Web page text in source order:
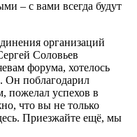
– с вами всегда будут
организаций
Соловьев
форума, хотелось
Он поблагодарил
пожелал успехов в
что вы не только
Приезжайте ещё, мы